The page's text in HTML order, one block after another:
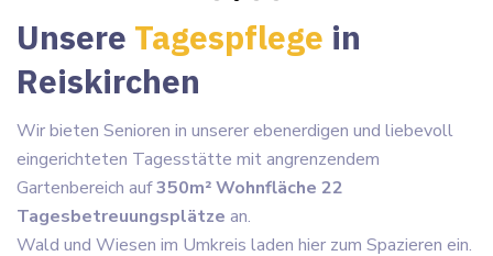
Unsere Tagespflege in
Reiskirchen
Wir bieten Senioren in unserer ebenerdigen und liebevoll
eingerichteten Tagesstätte mit angrenzendem
Gartenbereich auf350m² Wohnfläche 22
Tagesbetreuungsplätze an.
Wald und Wiesen im Umkreis laden hier zum Spazieren ein.